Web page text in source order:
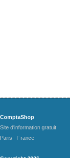
ComptaShop
Site d'information gratuit
Paris - France